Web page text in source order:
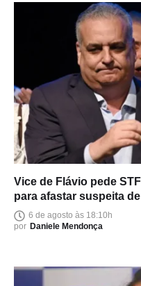
Vice de Flávio pede
para afastar suspeita
6 de agosto às 18:10h
por Daniele Mendonça